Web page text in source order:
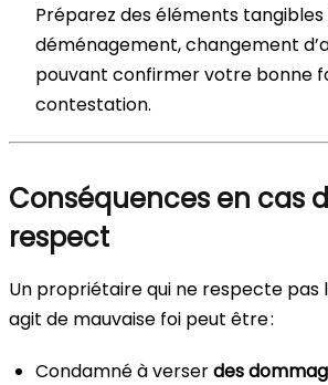
Préparez des éléments
déménagement, changement
pouvant confirmer votre bonne
contestation.
Conséquences en cas
respect
Un propriétaire qui ne respecte pas
agit de mauvaise foi peut être :
Condamné à verserdes